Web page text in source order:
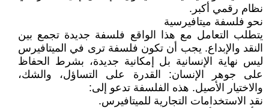
نظام رقمي أكبر.
نحو فلسفة ميتافيرسية
يتطلب التعامل مع هذا الواقع فلسفة جديدة تجمع بين
النقد والإبداع. يجب أن تكون فلسفة ترى في الميتافيرس
ليس نهاية الإنسانية بل إمكانية جديدة، بشرط الحفاظ
على جوهر الإنسان: القدرة على التساؤل، والشك،
والاختيار الأصيل. هذه الفلسفة تدعو إلى:
نقد الاستخدامات التجارية للميتافيرس.